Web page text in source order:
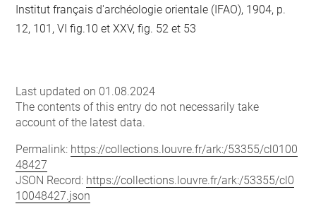
Institut français d'archéologie orientale (IFAO), 1904, p.
12, 101, VI fig.10 et XXV, fig. 52 et 53
Last updated on 01.08.2024
The contents of this entry do not necessarily take
account of the latest data.
Permalink: https://collections.louvre.fr/ark:/53355/cl0100
48427
JSON Record: https://collections.louvre.fr/ark:/53355/cl0
10048427.json